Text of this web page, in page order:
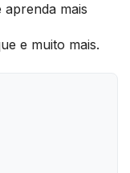
aprenda mais
e muito mais.